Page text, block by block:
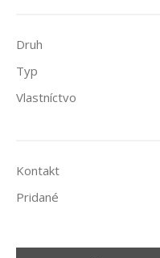
Druh
Typ
Vlastníctvo
Kontakt
Pridané